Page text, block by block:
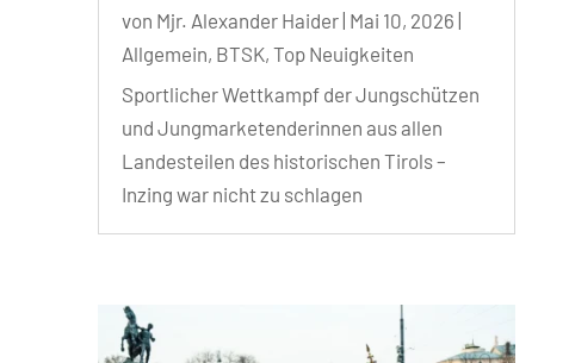
von Mjr. Alexander Haider Mai 10, 2026
Allgemein, BTSK, Top Neuigkeiten
Sportlicher Wettkampf der Jungschützen
und Jungmarketenderinnen aus allen
Landesteilen des historischen Tirols –
Inzing war nicht zu schlagen